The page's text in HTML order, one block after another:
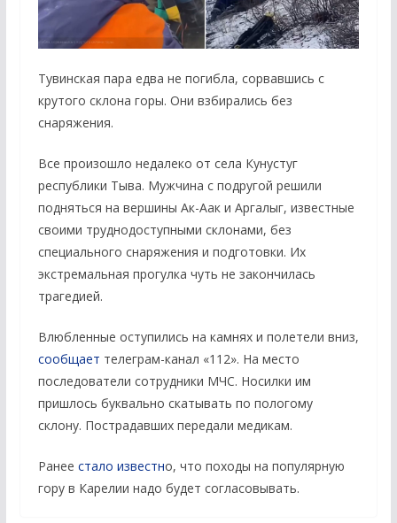
Тувинская пара едва не погибла, сорвавшись с
крутого склона горы. Они взбирались без
снаряжения.
Все произошло недалеко от села Кунустуг
республики Тыва. Мужчина с подругой решили
подняться на вершины Ак-Аак и Аргалыг, известные
своими труднодоступными склонами, без
специального снаряжения и подготовки. Их
экстремальная прогулка чуть не закончилась
трагедией.
Влюбленные оступились на камнях и полетели вниз,
сообщает телеграм-канал «112». На место
последователи сотрудники МЧС. Носилки им
пришлось буквально скатывать по пологому
склону. Пострадавших передали медикам.
Ранее стало известно, что походы на популярную
гору в Карелии надо будет согласовывать.